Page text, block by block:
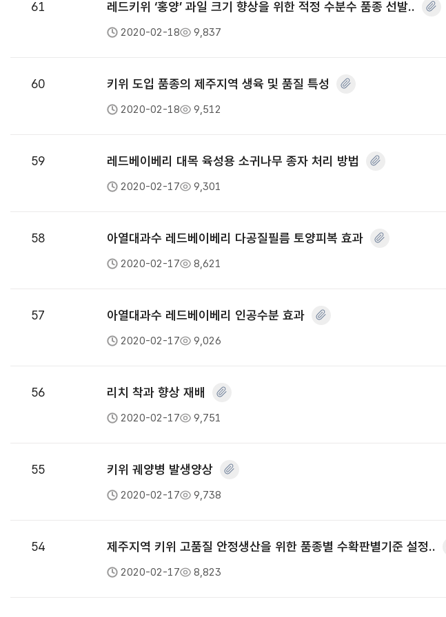
61 레드키위 ‘홍양’ 과일 크기 향상을 위한 적정 수분수 품종 선발..
2020-02-18 9,837
60 키위 도입 품종의 제주지역 생육 및 품질 특성
2020-02-18 9,512
59 레드베이베리 대목 육성용 소귀나무 종자 처리 방법
2020-02-17 9,301
58 아열대과수 레드베이베리 다공질필름 토양피복 효과
2020-02-17 8,621
57 아열대과수 레드베이베리 인공수분 효과
2020-02-17 9,026
56 리치 착과 향상 재배
2020-02-17 9,751
55 키위 궤양병 발생양상
2020-02-17 9,738
54 제주지역 키위 고품질 안정생산을 위한 품종별 수확판별기준 설정..
2020-02-17 8,823